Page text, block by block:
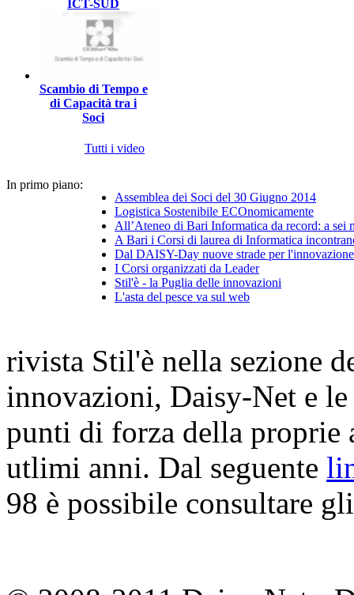
ICT-SUD
Scambio di Tempo e
di Capacità tra i
Soci
Tutti i video
In primo piano:
Assemblea dei Soci del 30 Giugno 2014
Logistica Sostenibile ECOnomicamente
All’Ateneo di Bari Informatica da record: a sei
A Bari i Corsi di laurea di Informatica
Dal DAISY-Day nuove strade per
I Corsi organizzati da Leader
Stil'è - la Puglia delle innovazioni
L'asta del pesce va sul web
rivista Stil'è nella sezione
innovazioni, Daisy-Net e
punti di forza della proprie
utlimi anni. Dal seguente
98 è possibile consultare